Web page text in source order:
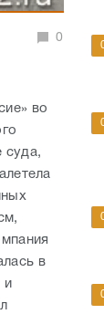
0
во
суда,
в
и